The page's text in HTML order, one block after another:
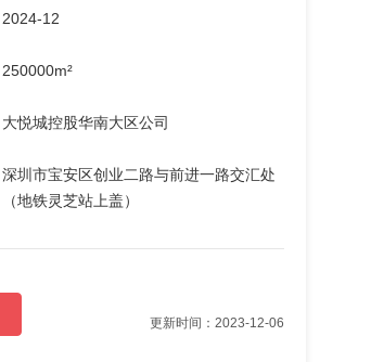
2024-12
250000m²
大悦城控股华南大区公司
深圳市宝安区创业二路与前进一路交汇处
（地铁灵芝站上盖）
更新时间：2023-12-06